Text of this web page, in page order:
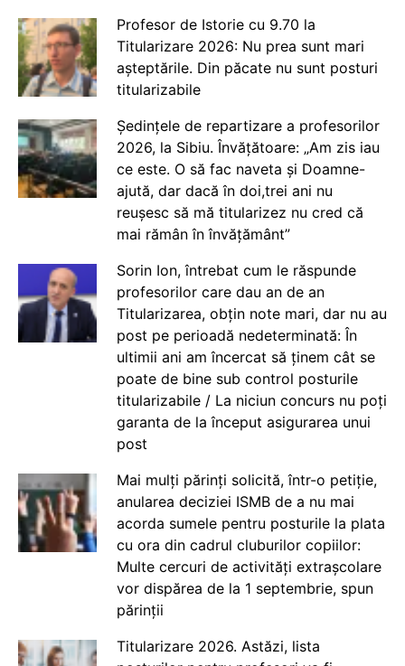
Profesor de Istorie cu 9.70 la
Titularizare 2026: Nu prea sunt mari
așteptările. Din păcate nu sunt posturi
titularizabile
Ședințele de repartizare a profesorilor
2026, la Sibiu. Învățătoare: „Am zis iau
ce este. O să fac naveta și Doamne-
ajută, dar dacă în doi,trei ani nu
reușesc să mă titularizez nu cred că
mai rămân în învățământ”
Sorin Ion, întrebat cum le răspunde
profesorilor care dau an de an
Titularizarea, obțin note mari, dar nu au
post pe perioadă nedeterminată: În
ultimii ani am încercat să ținem cât se
poate de bine sub control posturile
titularizabile / La niciun concurs nu poți
garanta de la început asigurarea unui
post
Mai mulți părinți solicită, într-o petiție,
anularea deciziei ISMB de a nu mai
acorda sumele pentru posturile la plata
cu ora din cadrul cluburilor copiilor:
Multe cercuri de activități extrașcolare
vor dispărea de la 1 septembrie, spun
părinții
Titularizare 2026. Astăzi, lista